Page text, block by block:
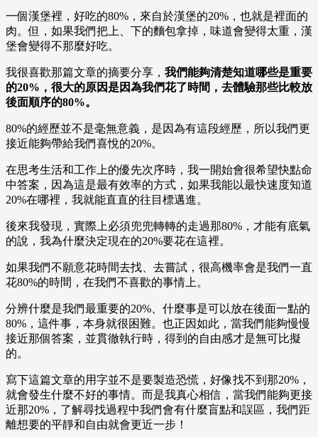
一個漢堡裡，好吃的80%，來自於漢堡的20%，也就是裡面的
肉。但，如果我們把上、下的麵包拿掉，味道會變得太重，漢
堡會變得不那麼好吃。
我很喜歡那篇文章的摘要分享， 我們能夠清楚知道哪些是重要
的20%，很大的原因是因為我們花了時間，去體驗那些比較放
後面順序的80%。
80%的經歷並不是毫無意義，是因為有這段經歷，所以我們更
接近能夠帶給我們喜悅的20%。
在思考生活和工作上的優先次序時，我一開始會很希望快點命
中答案，因為這是最有效率的方式，如果我能以最快速度知道
20%在哪裡，我就能直直的往目標邁進。
後來我發現，實際上必須兜兜轉轉的走過那80%，才能有底氣
的說，我為什麼決定現在的20%要花在這裡。
如果我們不願意花時間去找、去嘗試，很高機率會是我們一直
花80%的時間，在我們不喜歡的事情上。
分辨什麼是我們最重要的20%、什麼事是可以放在後面一點的
80%，這件事，本身就很困難。也正因如此，當我們能夠慢慢
接近那個答案，並貫徹執行時，得到的自由感才是無可比擬
的。
寫下這篇文章的用字並不是要製造恐慌，好像找不到那20%，
就會發生什麼不好的事情。而是我真心相信，當我們能夠更接
近那20%，了解尋找過程中我們會有什麼盲點和誤區，我們距
離想要的平靜和自由就會更近一步！